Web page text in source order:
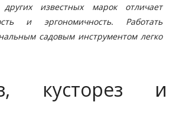
известных марок отличает
и эргономичность. Работать
садовым инструментом легко
кусторез и